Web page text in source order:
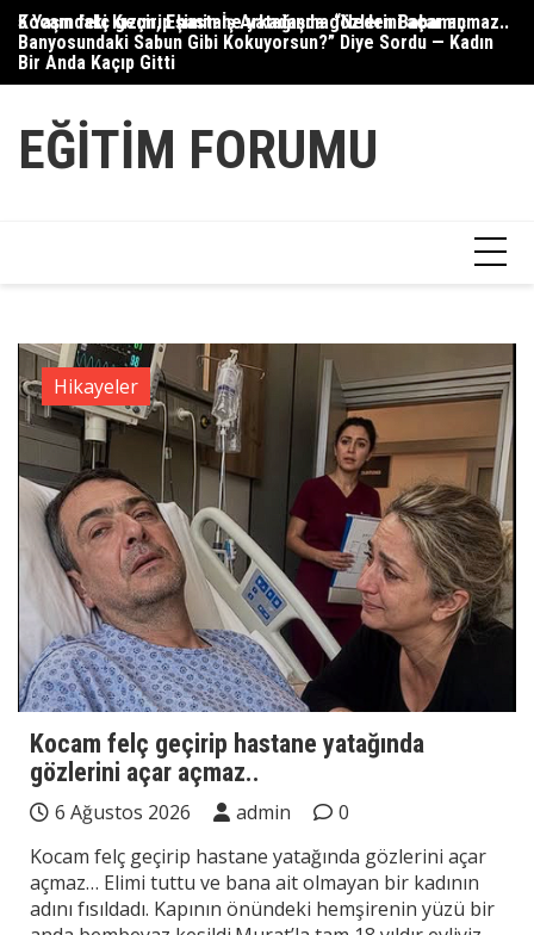
Skip
content
Kocam felç geçirip hastane yatağında gözlerini açar açmaz..
5 Yaşındaki Kızım, Eşimin İş Arkadaşına “Neden Babamın
Banyosundaki Sabun Gibi Kokuyorsun?” Diye Sordu — Kadın
Bir Anda Kaçıp Gitti
EĞITIM FORUMU
Hikayeler
Kocam felç geçirip hastane yatağında
gözlerini açar açmaz..
6 Ağustos 2026 admin
0
Kocam felç geçirip hastane yatağında gözlerini açar
açmaz… Elimi tuttu ve bana ait olmayan bir kadının
adını fısıldadı. Kapının önündeki hemşirenin yüzü bir